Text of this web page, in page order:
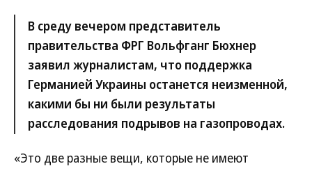
В среду вечером представитель
правительства ФРГ Вольфганг Бюхнер
заявил журналистам, что поддержка
Германией Украины останется неизменной,
какими бы ни были результаты
расследования подрывов на газопроводах.
«Это две разные вещи, которые не имеют